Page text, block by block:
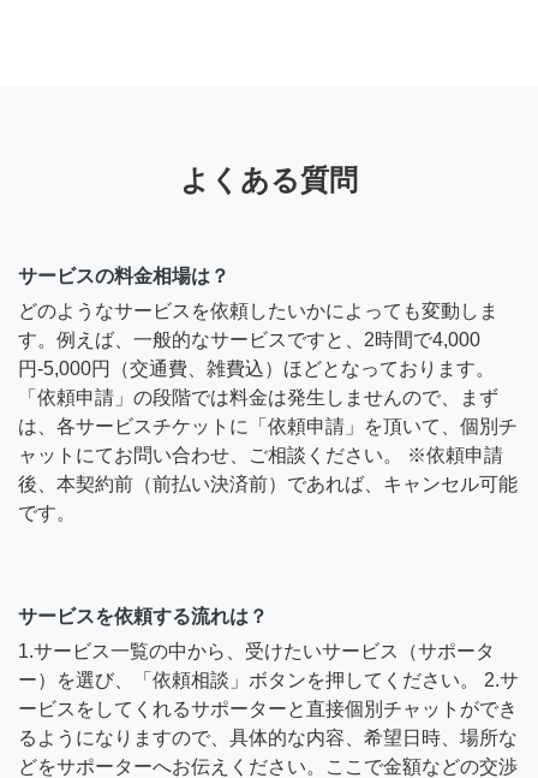
よくある質問
サービスの料金相場は？
どのようなサービスを依頼したいかによっても変動しま
す。例えば、一般的なサービスですと、2時間で4,000
円-5,000円（交通費、雑費込）ほどとなっております。
「依頼申請」の段階では料金は発生しませんので、まず
は、各サービスチケットに「依頼申請」を頂いて、個別チ
ャットにてお問い合わせ、ご相談ください。 ※依頼申請
後、本契約前（前払い決済前）であれば、キャンセル可能
です。
サービスを依頼する流れは？
1.サービス一覧の中から、受けたいサービス（サポータ
ー）を選び、「依頼相談」ボタンを押してください。 2.サ
ービスをしてくれるサポーターと直接個別チャットができ
るようになりますので、具体的な内容、希望日時、場所な
どをサポーターへお伝えください。ここで金額などの交渉